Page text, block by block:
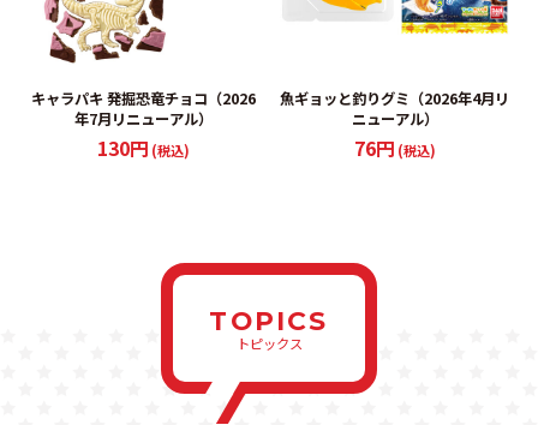
キャラパキ 発掘恐竜チョコ（2026
年7月リニューアル）
130円 (税込)
魚ギョッと釣りグミ（2026年4月リ
ニューアル）
76円 (税込)
TOPICS
トピックス